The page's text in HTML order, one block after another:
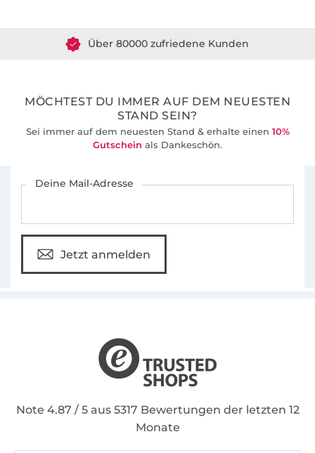
MÖCHTEST DU IMMER AUF DEM NEUESTEN
STAND SEIN?
Sei immer auf dem neuesten Stand & erhalte einen 10%
Gutschein als Dankeschön.
Deine Mail-Adresse
Jetzt anmelden
Note 4.87 / 5 aus 5317 Bewertungen der letzten 12
Monate